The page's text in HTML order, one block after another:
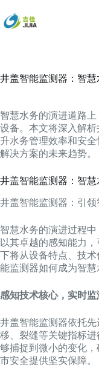
过
内
井盖智能监测器：智
智慧水务的演进道路
设备。本文将深入解
升水务管理效率和安
解决方案的未来趋势。
井盖智能监测器：智
井盖智能监测器：引
智慧水务的演进过程
以其卓越的感知能力
下将从设备特点、技
能监测器如何成为智慧
感知技术核心，实时
井盖智能监测器依托
移、裂缝等关键指标
够捕捉到微小的变化
市安全提供坚实保障。